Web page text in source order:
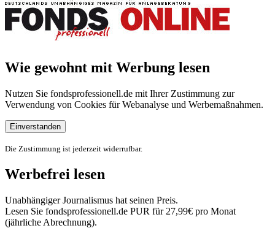
Wie gewohnt mit Werbung lesen
Nutzen Sie fondsprofessionell.de mit Ihrer Zustimmung zur
Verwendung von Cookies für Webanalyse und Werbemaßnahmen.
Einverstanden
Die Zustimmung ist jederzeit widerrufbar.
Werbefrei lesen
Unabhängiger Journalismus hat seinen Preis.
Lesen Sie fondsprofessionell.de PUR für 27,99€ pro Monat
(jährliche Abrechnung).